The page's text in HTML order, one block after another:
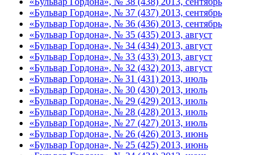
«Бульвар Гордона», № 37 (437) 2013, сентябрь
«Бульвар Гордона», № 36 (436) 2013, сентябрь
«Бульвар Гордона», № 35 (435) 2013, август
«Бульвар Гордона», № 34 (434) 2013, август
«Бульвар Гордона», № 33 (433) 2013, август
«Бульвар Гордона», № 32 (432) 2013, август
«Бульвар Гордона», № 31 (431) 2013, июль
«Бульвар Гордона», № 30 (430) 2013, июль
«Бульвар Гордона», № 29 (429) 2013, июль
«Бульвар Гордона», № 28 (428) 2013, июль
«Бульвар Гордона», № 27 (427) 2013, июль
«Бульвар Гордона», № 26 (426) 2013, июнь
«Бульвар Гордона», № 25 (425) 2013, июнь